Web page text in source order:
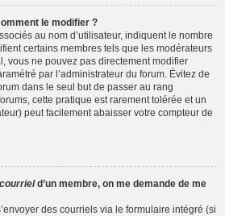
le modifier ?
au nom d’utilisateur, indiquent le nombre
certains membres tels que les modérateurs
vous ne pouvez pas directement modifier
par l’administrateur du forum. Évitez de
dans le seul but de passer au rang
cette pratique est rarement tolérée et un
peut facilement abaisser votre compteur de
courrield’un membre, on me demande de me
des courriels via le formulaire intégré (si